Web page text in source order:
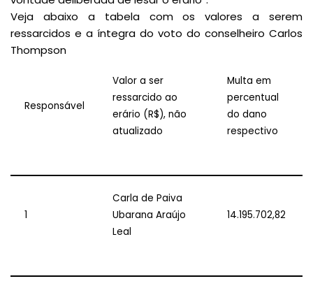
Veja abaixo a tabela com os valores a serem
ressarcidos e a íntegra do voto do conselheiro Carlos
Thompson
Responsável
Valor a ser
ressarcido ao
erário (R$), não
atualizado
Multa em
percentual
do dano
respectivo
1
Carla de Paiva
Ubarana Araújo
Leal
14.195.702,82